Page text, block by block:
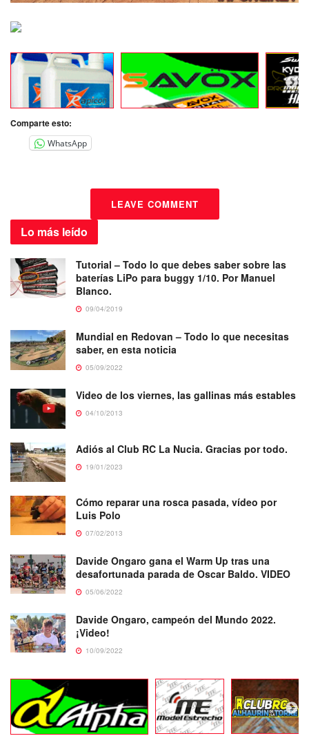
Comparte esto:
WhatsApp
LEAVE COMMENT
Lo más leído
Tutorial – Todo lo que debes saber sobre las
baterías LiPo para buggy 1/10. Por Manuel
Blanco.
09/04/2019
Mundial en Redovan – Todo lo que necesitas
saber, en esta noticia
05/09/2022
Video de los viernes, las gallinas más estables
04/10/2013
Adiós al Club RC La Nucia. Gracias por todo.
19/01/2023
Cómo reparar una rosca pasada, vídeo por
Luis Polo
07/02/2013
Davide Ongaro gana el Warm Up tras una
desafortunada parada de Oscar Baldo. VIDEO
05/06/2022
Davide Ongaro, campeón del Mundo 2022.
¡Video!
10/09/2022